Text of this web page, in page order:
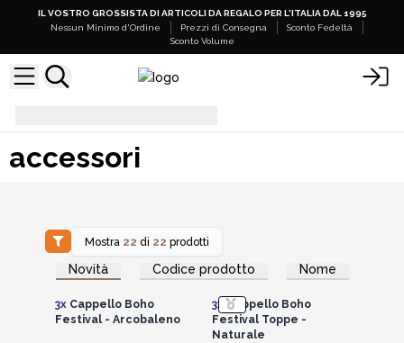
IL VOSTRO GROSSISTA DI ARTICOLI DA REGALO PER L'ITALIA DAL 1995
Nessun Minimo d'Ordine
Prezzi di Consegna
Sconto Fedeltà
Sconto Volume
accessori
Mostra 22 di 22 prodotti
Novità Codice prodotto Nome
Accedi per vedere
i prezzi all'ingrosso
3xCappello Boho
Festival - Arcobaleno
Accedi per vedere
i prezzi all'ingrosso
3x Cappello Boho
Festival Toppe -
Naturale